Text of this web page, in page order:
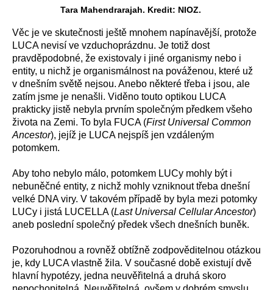
Tara Mahendrarajah. Kredit: NIOZ.
Věc je ve skutečnosti ještě mnohem napínavější, protože
LUCA nevisí ve vzduchoprázdnu. Je totiž dost
pravděpodobné, že existovaly i jiné organismy nebo i
entity, u nichž je organismálnost na pováženou, které už
v dnešním světě nejsou. Anebo některé třeba i jsou, ale
zatím jsme je nenašli. Viděno touto optikou LUCA
prakticky jistě nebyla prvním společným předkem všeho
života na Zemi. To byla FUCA (First Universal Common
Ancestor), jejíž je LUCA nejspíš jen vzdáleným
potomkem.
Aby toho nebylo málo, potomkem LUCy mohly být i
nebuněčné entity, z nichž mohly vzniknout třeba dnešní
velké DNA viry. V takovém případě by byla mezi potomky
LUCy i jistá LUCELLA (Last Universal Cellular Ancestor)
aneb poslední společný předek všech dnešních buněk.
Pozoruhodnou a rovněž obtížně zodpověditelnou otázkou
je, kdy LUCA vlastně žila. V současné době existují dvě
hlavní hypotézy, jedna neuvěřitelná a druhá skoro